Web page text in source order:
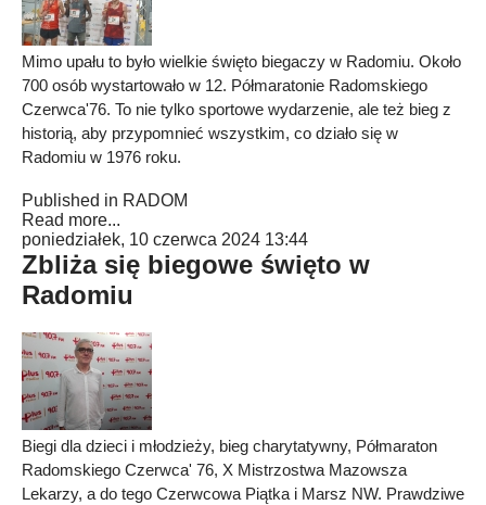
Mimo upału to było wielkie święto biegaczy w Radomiu. Około
700 osób wystartowało w 12. Półmaratonie Radomskiego
Czerwca'76. To nie tylko sportowe wydarzenie, ale też bieg z
historią, aby przypomnieć wszystkim, co działo się w
Radomiu w 1976 roku.
Published in RADOM
Read more...
poniedziałek, 10 czerwca 2024 13:44
Zbliża się biegowe święto w
Radomiu
Biegi dla dzieci i młodzieży, bieg charytatywny, Półmaraton
Radomskiego Czerwca' 76, X Mistrzostwa Mazowsza
Lekarzy, a do tego Czerwcowa Piątka i Marsz NW. Prawdziwe